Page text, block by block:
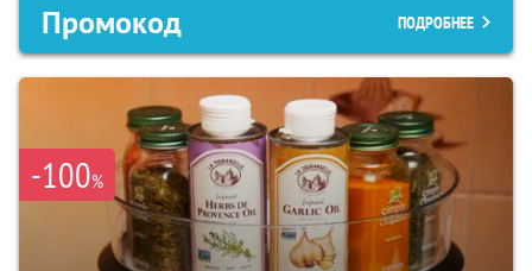
Промокод ПОДРОБНЕЕ
-100%